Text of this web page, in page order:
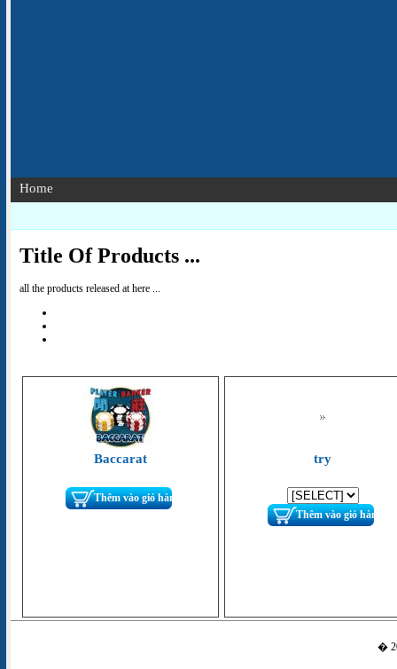
Home
Title Of Products ...
all the products released at here ...
Baccarat
Thêm vào giỏ hàng
try
Thêm vào giỏ hàng
�